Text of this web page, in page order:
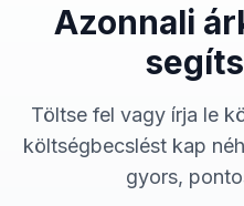
Azonnali
Töltse fel vagy írja le
költségbecslést kap
gyors,